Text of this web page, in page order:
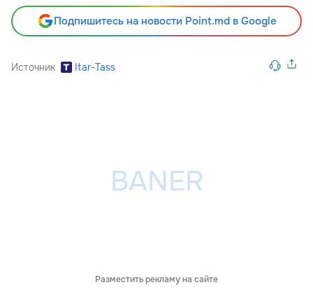
Подпишитесь на новости Point.md в Google
Источник Itar-Tass
Разместить рекламу на сайте